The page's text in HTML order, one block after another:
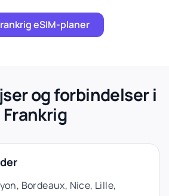
eSIM-planer
og forbindelser i
Frankrig
Bordeaux, Nice, Lille,